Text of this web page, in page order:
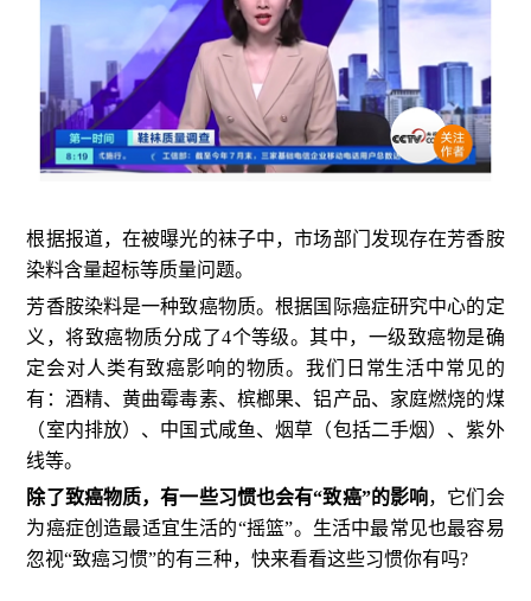
根据报道，在被曝光的袜子中，市场部门发现存在芳香胺
染料含量超标等质量问题。
芳香胺染料是一种致癌物质。根据国际癌症研究中心的定
义，将致癌物质分成了4个等级。其中，一级致癌物是确
定会对人类有致癌影响的物质。我们日常生活中常见的
有：酒精、黄曲霉毒素、槟榔果、铝产品、家庭燃烧的煤
（室内排放）、中国式咸鱼、烟草（包括二手烟）、紫外
线等。
除了致癌物质，有一些习惯也会有“致癌”的影响，它们会
为癌症创造最适宜生活的“摇篮”。生活中最常见也最容易
忽视“致癌习惯”的有三种，快来看看这些习惯你有吗?